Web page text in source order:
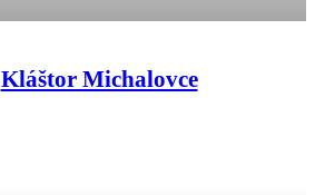
Kláštor Michalovce